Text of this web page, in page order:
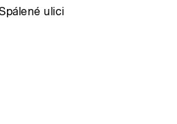
ulici